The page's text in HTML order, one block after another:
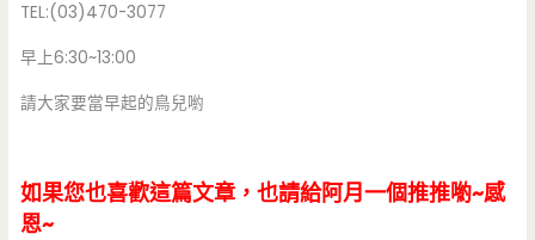
TEL:(03)470-3077
早上6:30~13:00
請大家要當早起的鳥兒喲
如果您也喜歡這篇文章，也請給阿月一個推推喲~感
恩~